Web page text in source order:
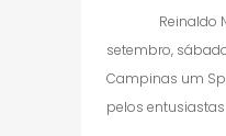
Reinaldo
setembro,
Campinas um
pelos